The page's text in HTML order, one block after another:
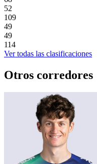
52
109
49
49
114
Ver todas las clasificaciones
Otros corredores